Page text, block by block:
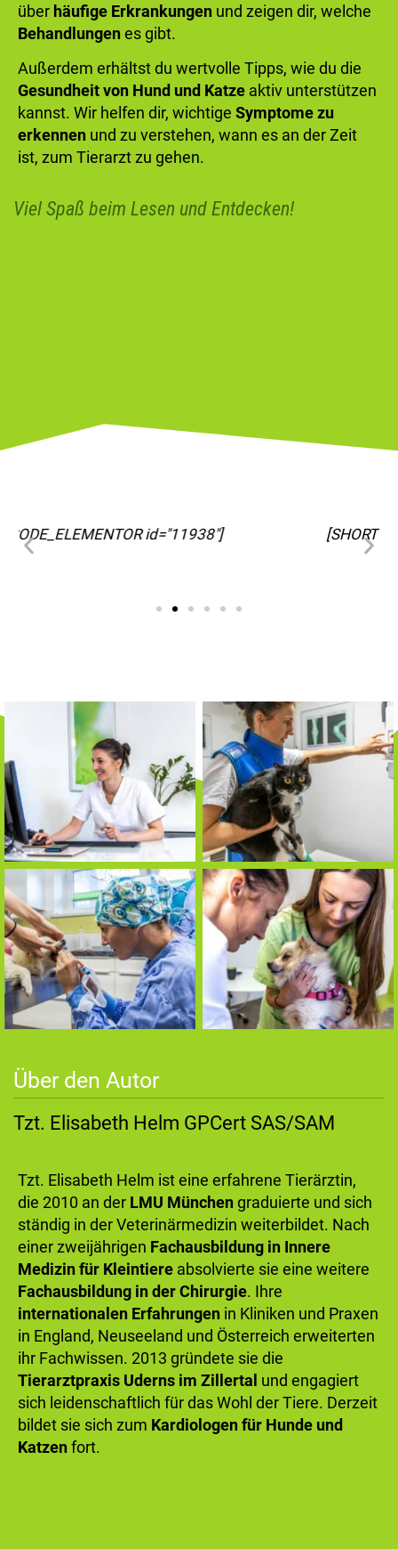
über häufige Erkrankungen und zeigen dir, welche
Behandlungenes gibt.
Außerdem erhältst du wertvolle Tipps, wie du die
Gesundheit von Hund und Katze aktiv unterstützen
kannst. Wir helfen dir, wichtige Symptome zu
erkennen und zu verstehen, wann es an der Zeit
ist, zum Tierarzt zu gehen.
Viel Spaß beim Lesen und Entdecken!
[SHORTCODE_ELEMENTOR id="11963"]
Über den Autor
Tzt. Elisabeth Helm GPCert SAS/SAM
Tzt. Elisabeth Helm ist eine erfahrene Tierärztin,
die 2010 an der LMU Münchengraduierte und sich
ständig in der Veterinärmedizin weiterbildet. Nach
einer zweijährigen Fachausbildung in Innere
Medizin für Kleintiere absolvierte sie eine weitere
Fachausbildung in der Chirurgie. Ihre
internationalen Erfahrungen in Kliniken und Praxen
in England, Neuseeland und Österreich erweiterten
ihr Fachwissen. 2013 gründete sie die
Tierarztpraxis Uderns im Zillertal und engagiert
sich leidenschaftlich für das Wohl der Tiere. Derzeit
bildet sie sich zum Kardiologen für Hunde und
Katzenfort.